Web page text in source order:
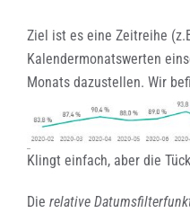
Ziel ist es eine Zeitreihe
Kalendermonatswerten
Monats dazustellen. Wir
Klingt einfach, aber die
Die relative